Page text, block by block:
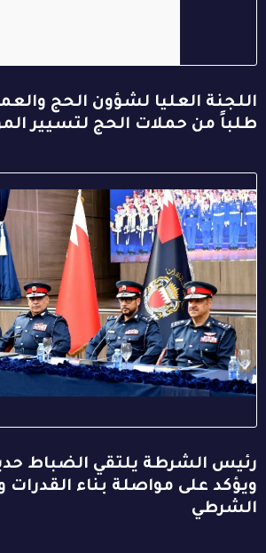
طلباً من حملات الحج لتسيير
رئيس الشرطة يلتقي الضباط
ويؤكد على مواصلة بناء القدرات
الشرطي